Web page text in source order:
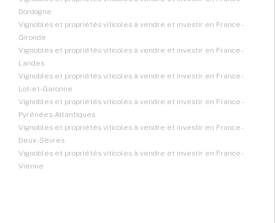
Dordogne
Vignobles et propriétés viticoles à vendre et investir en France -
Gironde
Vignobles et propriétés viticoles à vendre et investir en France -
Landes
Vignobles et propriétés viticoles à vendre et investir en France -
Lot-et-Garonne
Vignobles et propriétés viticoles à vendre et investir en France -
Pyrénées-Atlantiques
Vignobles et propriétés viticoles à vendre et investir en France -
Deux-Sèvres
Vignobles et propriétés viticoles à vendre et investir en France -
Vienne